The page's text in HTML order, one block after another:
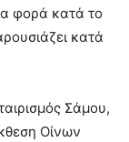
φορά κατά το
κατά
Σάμου,
Οίνων